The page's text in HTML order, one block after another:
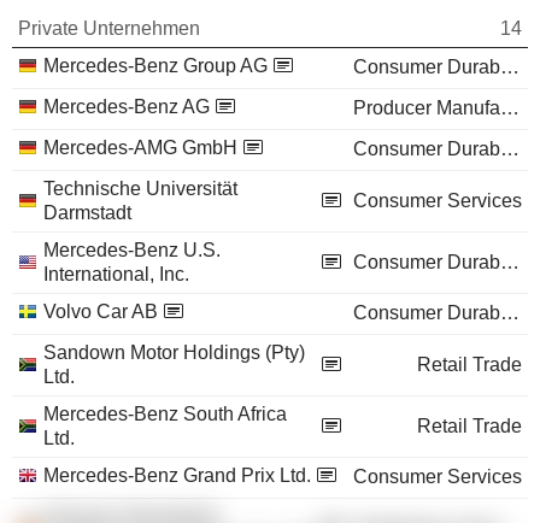
Private Unternehmen
14
Mercedes-Benz Group AG
Consumer Durables
Mercedes-Benz AG
Producer Manufacturing
Mercedes-AMG GmbH
Consumer Durables
Technische Universität
Darmstadt
Consumer Services
Mercedes-Benz U.S.
International, Inc.
Consumer Durables
Volvo Car AB
Consumer Durables
Sandown Motor Holdings (Pty)
Ltd.
Retail Trade
Mercedes-Benz South Africa
Ltd.
Retail Trade
Mercedes-Benz Grand Prix Ltd.
Consumer Services